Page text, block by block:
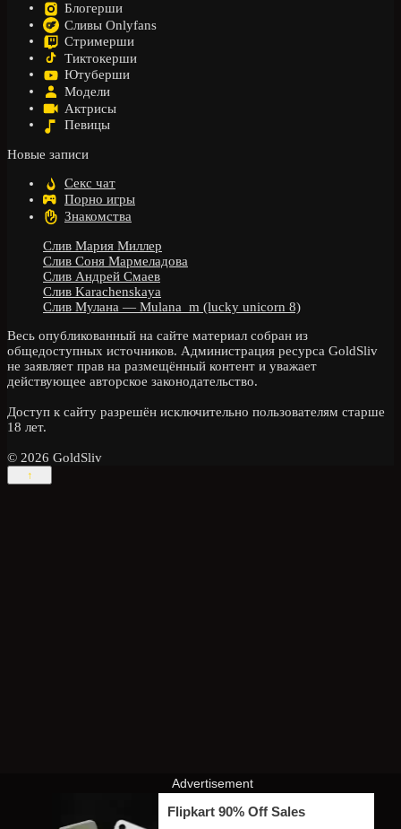
Блогерши
Сливы Onlyfans
Стримерши
Тиктокерши
Ютуберши
Модели
Актрисы
Певицы
Новые записи
Секс чат
Порно игры
Знакомства
Слив Мария Миллер
Слив Соня Мармеладова
Слив Андрей Смаев
Слив Karachenskaya
Слив Мулана — Mulana_m (lucky unicorn 8)
Весь опубликованный на сайте материал собран из
общедоступных источников. Администрация ресурса GoldSliv
не заявляет прав на размещённый контент и уважает
действующее авторское законодательство.
Доступ к сайту разрешён исключительно пользователям старше
18 лет.
© 2026 GoldSliv